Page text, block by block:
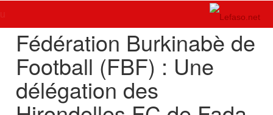
Fédération Burkinabè de
Football (FBF) : Une
délégation des